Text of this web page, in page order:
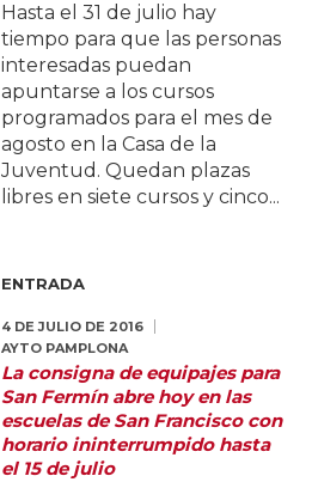
Hasta el 31 de julio hay
tiempo para que las personas
interesadas puedan
apuntarse a los cursos
programados para el mes de
agosto en la Casa de la
Juventud. Quedan plazas
libres en siete cursos y cinco...
ENTRADA
4 DE JULIO DE 2016
AYTO PAMPLONA
La consigna de equipajes para
San Fermín abre hoy en las
escuelas de San Francisco con
horario ininterrumpido hasta
el 15 de julio